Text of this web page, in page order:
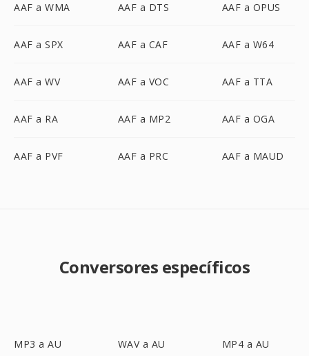
AAF a WMA AAF a DTS AAF a OPUS
AAF a SPX AAF a CAF AAF a W64
AAF a WV AAF a VOC AAF a TTA
AAF a RA AAF a MP2 AAF a OGA
AAF a PVF AAF a PRC AAF a MAUD
Conversores específicos
MP3 a AU WAV a AU MP4 a AU